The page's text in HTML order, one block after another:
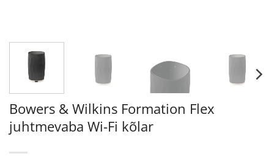
Bowers & Wilkins Formation Flex
juhtmevaba Wi-Fi kõlar